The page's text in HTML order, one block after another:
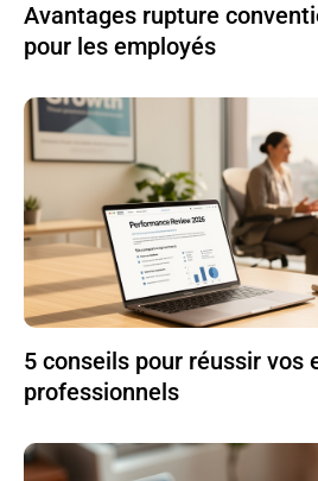
Avantages rupture
pour les employés
5 conseils pour réussir vos
professionnels